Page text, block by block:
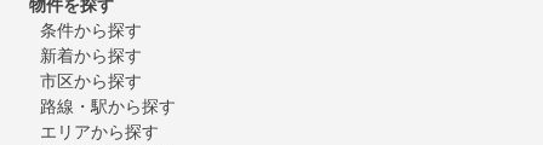
物件を探す
条件から探す
新着から探す
市区から探す
路線・駅から探す
エリアから探す